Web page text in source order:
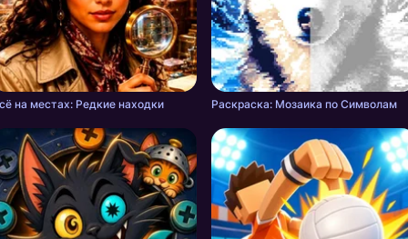
на местах: Редкие находки Раскраска: Мозаика по Символам